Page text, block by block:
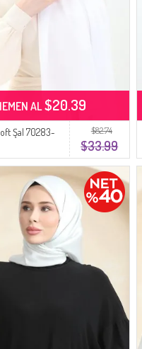
$82.74
$33.99
Şal 70283-
AL$20.39